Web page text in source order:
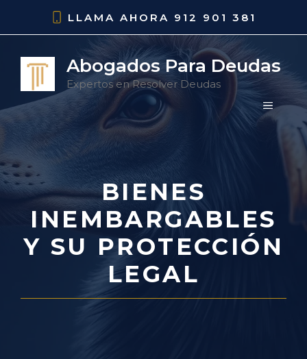
LLAMA AHORA 912 901 381
Abogados Para Deudas
Expertos en Resolver Deudas
MENÚ
BIENES
INEMBARGABLES
Y SU PROTECCIÓN
LEGAL